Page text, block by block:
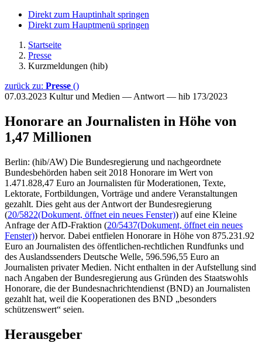
Direkt zum Hauptinhalt springen
Direkt zum Hauptmenü springen
Startseite
Presse
Kurzmeldungen (hib)
zurück zu: Presse ()
07.03.2023 Kultur und Medien — Antwort — hib 173/2023
Honorare an Journalisten in Höhe von
1,47 Millionen
Berlin: (hib/AW) Die Bundesregierung und nachgeordnete
Bundesbehörden haben seit 2018 Honorare im Wert von
1.471.828,47 Euro an Journalisten für Moderationen, Texte,
Lektorate, Fortbildungen, Vorträge und andere Veranstaltungen
gezahlt. Dies geht aus der Antwort der Bundesregierung
(20/5822(Dokument, öffnet ein neues Fenster)) auf eine Kleine
Anfrage der AfD-Fraktion (20/5437(Dokument, öffnet ein neues
Fenster)) hervor. Dabei entfielen Honorare in Höhe von 875.231.92
Euro an Journalisten des öffentlichen-rechtlichen Rundfunks und
des Auslandssenders Deutsche Welle, 596.596,55 Euro an
Journalisten privater Medien. Nicht enthalten in der Aufstellung sind
nach Angaben der Bundesregierung aus Gründen des Staatswohls
Honorare, die der Bundesnachrichtendienst (BND) an Journalisten
gezahlt hat, weil die Kooperationen des BND „besonders
schützenswert“ seien.
Herausgeber